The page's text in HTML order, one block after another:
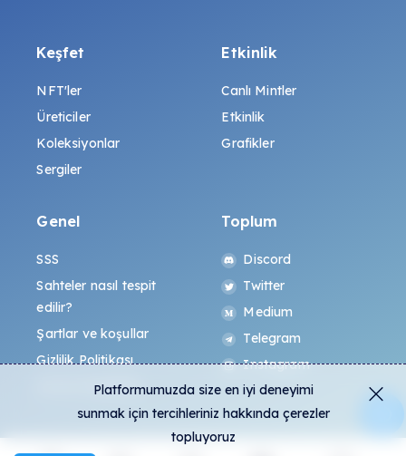
Keşfet
NFT'ler
Üreticiler
Koleksiyonlar
Sergiler
Etkinlik
Canlı Mintler
Etkinlik
Grafikler
Genel
SSS
Sahteler nasıl tespit
edilir?
Şartlar ve koşullar
Gizlilik Politikası
All-Art Protokolü
Toplum
Discord
Twitter
Medium
Telegram
Instagram
Platformumuzda size en iyi deneyimi
sunmak için tercihleriniz hakkında çerezler
topluyoruz